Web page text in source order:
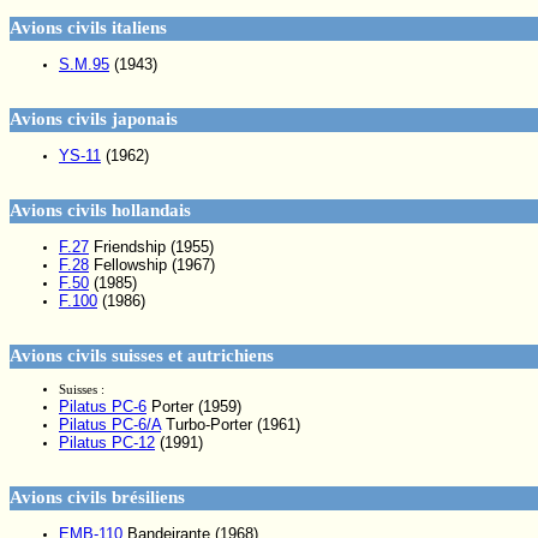
Avions civils italiens
S.M.95 (1943)
Avions civils japonais
YS-11 (1962)
Avions civils hollandais
F.27 Friendship (1955)
F.28 Fellowship (1967)
F.50 (1985)
F.100 (1986)
Avions civils suisses et autrichiens
Suisses :
Pilatus PC-6 Porter (1959)
Pilatus PC-6/ATurbo-Porter (1961)
Pilatus PC-12 (1991)
Avions civils brésiliens
EMB-110 Bandeirante (1968)